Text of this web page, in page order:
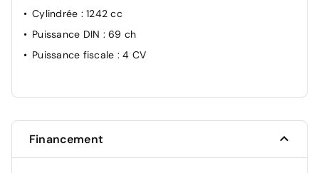
Cylindrée : 1242 cc
Puissance DIN : 69 ch
Puissance fiscale : 4 CV
Financement